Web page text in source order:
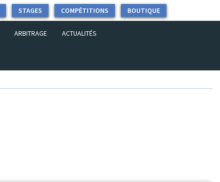
BOUTIQUE
COMPÉTITIONS
STAGES
ARBITRAGE ACTUALITÉS